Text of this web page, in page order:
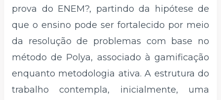
prova do ENEM?, partindo da hipótese de
que o ensino pode ser fortalecido por meio
da resolução de problemas com base no
método de Polya, associado à gamificação
enquanto metodologia ativa. A estrutura do
trabalho contempla, inicialmente, uma